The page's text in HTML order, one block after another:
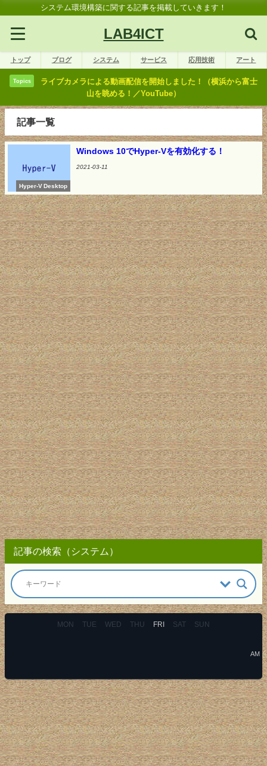
システム環境構築に関する記事を掲載していきます！
LAB4ICT
トップ ブログ システム サービス 応用技術 アート
Topics
ライブカメラによる動画配信を開始しました！（横浜から富士
山を眺める！／YouTube）
記事一覧
Hyper-V Desktop
Windows 10でHyper-Vを有効化する！
2021-03-11
記事の検索（システム）
MON TUE WED THU FRI SAT SUN
AM